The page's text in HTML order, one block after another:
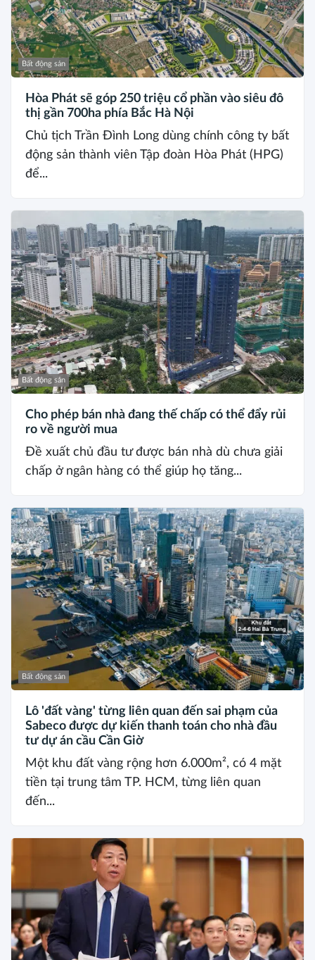
Bất động sản
Hòa Phát sẽ góp 250 triệu cổ phần vào siêu đô
thị gần 700ha phía Bắc Hà Nội
Chủ tịch Trần Đình Long dùng chính công ty bất
động sản thành viên Tập đoàn Hòa Phát (HPG)
để...
Bất động sản
Cho phép bán nhà đang thế chấp có thể đẩy rủi
ro về người mua
Đề xuất chủ đầu tư được bán nhà dù chưa giải
chấp ở ngân hàng có thể giúp họ tăng...
Bất động sản
Lô 'đất vàng' từng liên quan đến sai phạm của
Sabeco được dự kiến thanh toán cho nhà đầu
tư dự án cầu Cần Giờ
Một khu đất vàng rộng hơn 6.000m², có 4 mặt
tiền tại trung tâm TP. HCM, từng liên quan
đến...